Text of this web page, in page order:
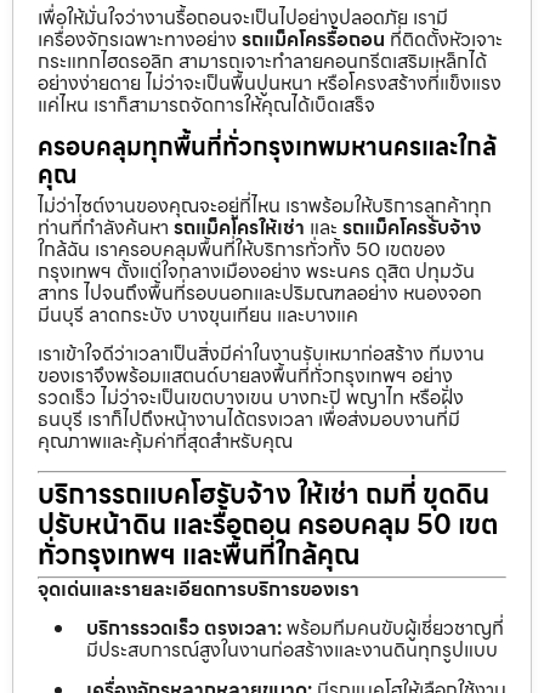
เพื่อให้มั่นใจว่างานรื้อถอนจะเป็นไปอย่างปลอดภัย เรามี
เครื่องจักรเฉพาะทางอย่าง รถแม็คโครรื้อถอน ที่ติดตั้งหัวเจาะ
กระแทกไฮดรอลิก สามารถเจาะทำลายคอนกรีตเสริมเหล็กได้
อย่างง่ายดาย ไม่ว่าจะเป็นพื้นปูนหนา หรือโครงสร้างที่แข็งแรง
แค่ไหน เราก็สามารถจัดการให้คุณได้เบ็ดเสร็จ
ครอบคลุมทุกพื้นที่ทั่วกรุงเทพมหานครและใกล้
คุณ
ไม่ว่าไซต์งานของคุณจะอยู่ที่ไหน เราพร้อมให้บริการลูกค้าทุก
ท่านที่กำลังค้นหา รถแม็คโครให้เช่า และ รถแม็คโครรับจ้าง
ใกล้ฉัน เราครอบคลุมพื้นที่ให้บริการทั่วทั้ง 50 เขตของ
กรุงเทพฯ ตั้งแต่ใจกลางเมืองอย่าง พระนคร ดุสิต ปทุมวัน
สาทร ไปจนถึงพื้นที่รอบนอกและปริมณฑลอย่าง หนองจอก
มีนบุรี ลาดกระบัง บางขุนเทียน และบางแค
เราเข้าใจดีว่าเวลาเป็นสิ่งมีค่าในงานรับเหมาก่อสร้าง ทีมงาน
ของเราจึงพร้อมแสตนด์บายลงพื้นที่ทั่วกรุงเทพฯ อย่าง
รวดเร็ว ไม่ว่าจะเป็นเขตบางเขน บางกะปิ พญาไท หรือฝั่ง
ธนบุรี เราก็ไปถึงหน้างานได้ตรงเวลา เพื่อส่งมอบงานที่มี
คุณภาพและคุ้มค่าที่สุดสำหรับคุณ
บริการรถแบคโฮรับจ้าง ให้เช่า ถมที่ ขุดดิน
ปรับหน้าดิน และรื้อถอน ครอบคลุม 50 เขต
ทั่วกรุงเทพฯ และพื้นที่ใกล้คุณ
จุดเด่นและรายละเอียดการบริการของเรา
บริการรวดเร็ว ตรงเวลา:พร้อมทีมคนขับผู้เชี่ยวชาญที่
มีประสบการณ์สูงในงานก่อสร้างและงานดินทุกรูปแบบ